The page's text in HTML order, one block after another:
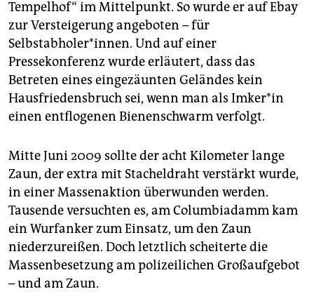
Tempelhof“ im Mittelpunkt. So wurde er auf Ebay
zur Versteigerung angeboten – für
Selbstabholer*innen. Und auf einer
Pressekonferenz wurde erläutert, dass das
Betreten eines eingezäunten Geländes kein
Hausfriedensbruch sei, wenn man als Im­ke­r*in
einen entflogenen Bienenschwarm verfolgt.
Mitte Juni 2009 sollte der acht Kilometer lange
Zaun, der extra mit Stacheldraht verstärkt wurde,
in einer Massenaktion überwunden werden.
Tausende versuchten es, am Columbiadamm kam
ein Wurfanker zum Einsatz, um den Zaun
niederzureißen. Doch letztlich scheiterte die
Massenbesetzung am polizeilichen Großaufgebot
– und am Zaun.